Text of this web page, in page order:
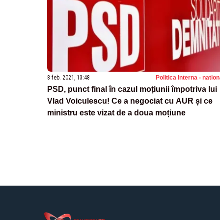
8 feb. 2021, 13:48 Politica Interna -
PSD, punct final în cazul moțiunii împotriva lui
Vlad Voiculescu! Ce a negociat cu AUR și ce
ministru este vizat de a doua moțiune